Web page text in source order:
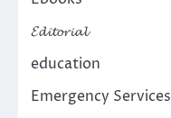
𝓔𝓭𝓲𝓽𝓸𝓻𝓲𝓪𝓵
education
Emergency Services